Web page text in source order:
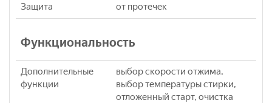
Защита от протечек
Функциональность
Дополнительные
функции
выбор скорости отжима,
выбор температуры стирки,
отложенный старт, очистка